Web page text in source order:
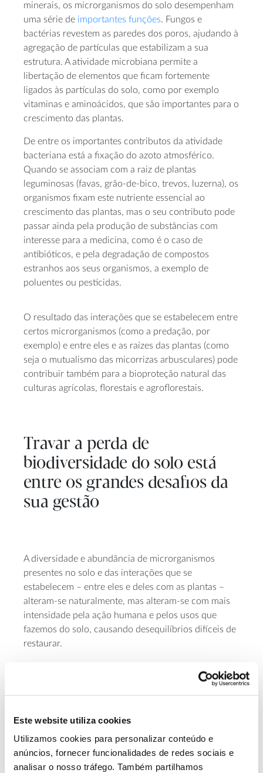
Este website utiliza cookies
Utilizamos cookies para personalizar conteúdo e
anúncios, fornecer funcionalidades de redes sociais e
analisar o nosso tráfego. Também partilhamos
minerais, os microrganismos do solo desempenham
uma série de importantes funções. Fungos e
bactérias revestem as paredes dos poros, ajudando à
agregação de partículas que estabilizam a sua
estrutura. A atividade microbiana permite a
libertação de elementos que ficam fortemente
ligados às partículas do solo, como por exemplo
vitaminas e aminoácidos, que são importantes para o
crescimento das plantas.
De entre os importantes contributos da atividade
bacteriana está a fixação do azoto atmosférico.
Quando se associam com a raiz de plantas
leguminosas (favas, grão-de-bico, trevos, luzerna), os
organismos fixam este nutriente essencial ao
crescimento das plantas, mas o seu contributo pode
passar ainda pela produção de substâncias com
interesse para a medicina, como é o caso de
antibióticos, e pela degradação de compostos
estranhos aos seus organismos, a exemplo de
poluentes ou pesticidas.
O resultado das interações que se estabelecem entre
certos microrganismos (como a predação, por
exemplo) e entre eles e as raízes das plantas (como
seja o mutualismo das micorrizas arbusculares) pode
contribuir também para a bioproteção natural das
culturas agrícolas, florestais e agroflorestais.
Travar a perda de
biodiversidade do solo está
entre os grandes desafios da
sua gestão
A diversidade e abundância de microrganismos
presentes no solo e das interações que se
estabelecem – entre eles e deles com as plantas –
alteram-se naturalmente, mas alteram-se com mais
intensidade pela ação humana e pelos usos que
fazemos do solo, causando desequilíbrios difíceis de
restaurar.
tendem a ser as alterações e desequilíbrios:quando
se constrói uma estrada, por exemplo, o solo é
profundamente, mas também quando se mobiliza a
terra para criar um campo agrícola ou se aplicam
fertilizantes e pesticidas estamos a alterar o
ecossistema solo, diminuindo a diversidade e